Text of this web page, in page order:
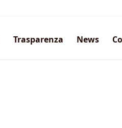
Trasparenza News